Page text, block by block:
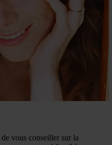
vous conseiller sur la